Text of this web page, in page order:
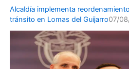
Alcaldía implementa
tránsito en Lomas del Guijarro07/